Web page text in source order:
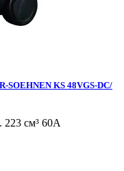
SOEHNEN KS 48VGS-DC/
223 см³ 60А